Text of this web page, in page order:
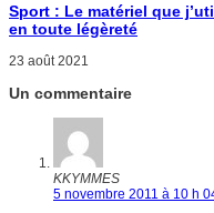
Sport : Le matériel que
en toute légèreté
23 août 2021
Un commentaire
KKYMMES
5 novembre 2011 à 10 h